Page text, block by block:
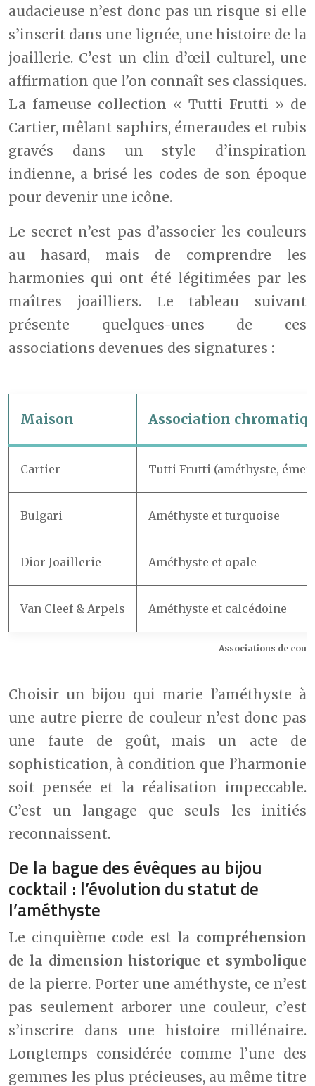
audacieuse n’est donc pas un risque si elle
s’inscrit dans une lignée, une histoire de la
joaillerie. C’est un clin d’œil culturel, une
affirmation que l’on connaît ses classiques.
La fameuse collection « Tutti Frutti » de
Cartier, mêlant saphirs, émeraudes et rubis
gravés dans un style d’inspiration
indienne, a brisé les codes de son époque
pour devenir une icône.
Le secret n’est pas d’associer les couleurs
au hasard, mais de comprendre les
harmonies qui ont été légitimées par les
maîtres joailliers. Le tableau suivant
présente quelques-unes de ces
associations devenues des signatures :
Associations de
Maison Association
Cartier Tutti Frutti (améthyste,
Bulgari Améthyste et turquoise
Dior Joaillerie Améthyste et opale
Van Cleef & Arpels Améthyste et calcédoine
Choisir un bijou qui marie l’améthyste à
une autre pierre de couleur n’est donc pas
une faute de goût, mais un acte de
sophistication, à condition que l’harmonie
soit pensée et la réalisation impeccable.
C’est un langage que seuls les initiés
reconnaissent.
De la bague des évêques au bijou
cocktail : l’évolution du statut de
l’améthyste
Le cinquième code est la compréhension
de la dimension historique et symbolique
de la pierre. Porter une améthyste, ce n’est
pas seulement arborer une couleur, c’est
s’inscrire dans une histoire millénaire.
Longtemps considérée comme l’une des
gemmes les plus précieuses, au même titre